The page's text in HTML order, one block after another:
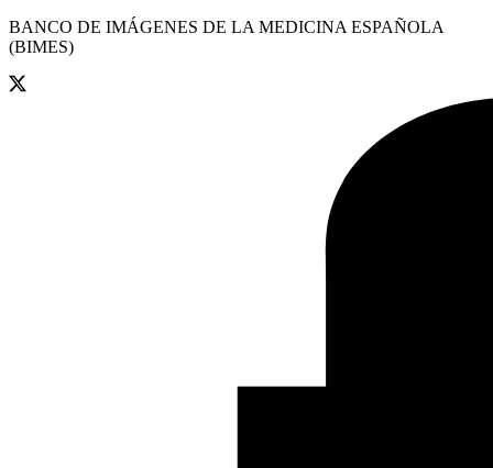
BANCO DE IMÁGENES DE LA MEDICINA ESPAÑOLA
(BIMES)